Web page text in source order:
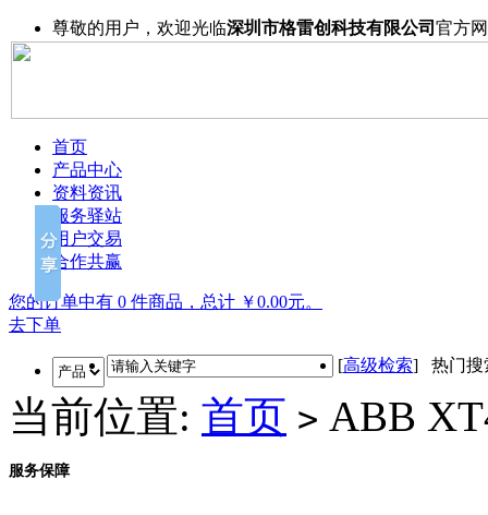
尊敬的用户，欢迎光临深圳市格雷创科技有限公司 官方
首页
产品中心
资料资讯
服务驿站
用户交易
合作共赢
您的订单中有 0 件商品，总计 ￥0.00元。
去下单
[高级检索] 热门搜
当前位置: 首页 > ABB
服务保障